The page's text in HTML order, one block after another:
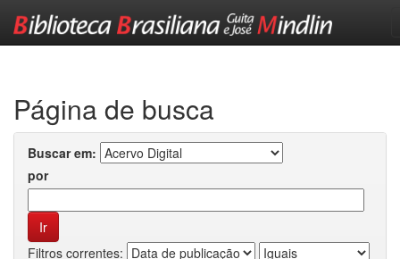
Página de busca
Buscar em:
por
Filtros correntes: